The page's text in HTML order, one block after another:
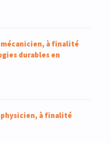
à finalité
durables en
à finalité